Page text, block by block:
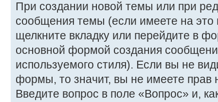
При создании новой темы или при
сообщения темы (если имеете на
щелкните вкладку или перейдите в
основной формой создания
используемого стиля). Если вы не
формы, то значит, вы не имеете прав
Введите вопрос в поле «Вопрос» и,